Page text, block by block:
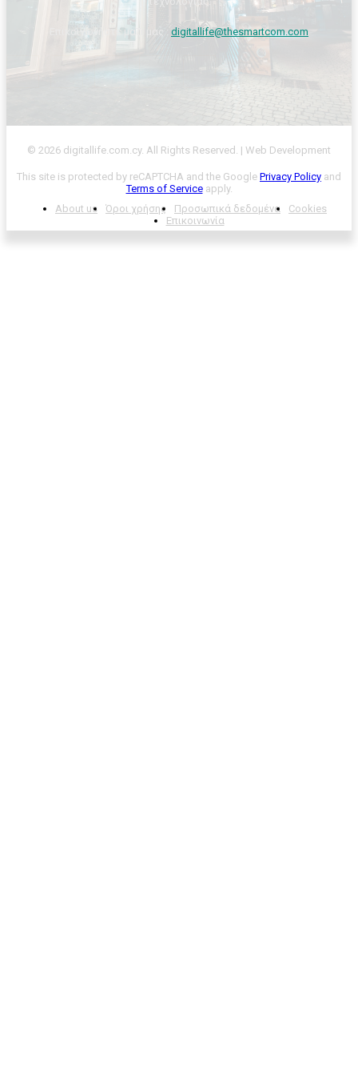
Επικοινωνήστε μαζί μας : digitallife@thesmartcom.com
© 2026 digitallife.com.cy. All Rights Reserved. | Web Development
This site is protected by reCAPTCHA and the Google Privacy Policy and
Terms of Serviceapply.
About us
Όροι χρήσης Προσωπικά δεδομένα
Cookies
Επικοινωνία